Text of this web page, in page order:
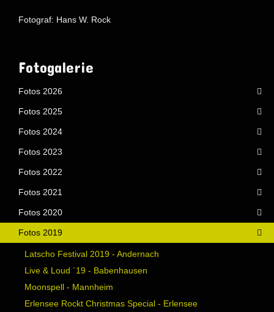
Fotograf: Hans W. Rock
Fotogalerie
Fotos 2026
Fotos 2025
Fotos 2024
Fotos 2023
Fotos 2022
Fotos 2021
Fotos 2020
Fotos 2019
Latscho Festival 2019 - Andernach
Live & Loud ´19 - Babenhausen
Moonspell - Mannheim
Erlensee Rockt Christmas Special - Erlensee